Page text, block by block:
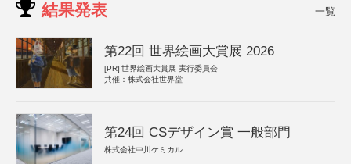
結果発表 一覧
第22回 世界絵画大賞展 2026
[PR] 世界絵画大賞展 実行委員会
共催：株式会社世界堂
第24回 CSデザイン賞 一般部門
株式会社中川ケミカル